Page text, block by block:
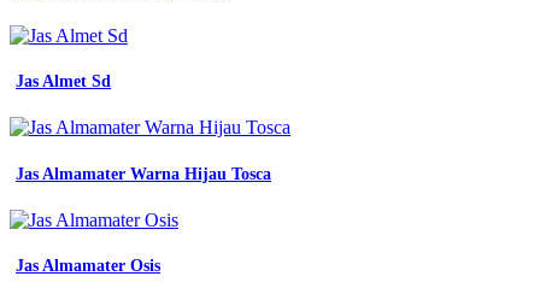
konveksi
bandung
kenyamanan
pakaian
Konveksi
Kerja
Jas Almet Sd
Jas Almamater Warna Hijau Tosca
Jas Almamater Osis